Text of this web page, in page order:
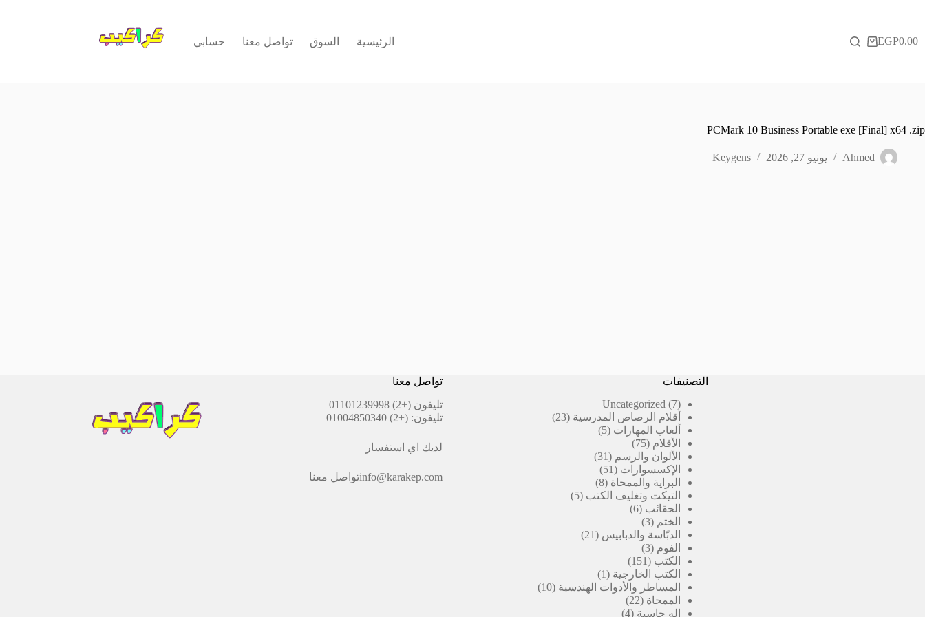
عربةEGP0.00 الرئيسية السوق تواصل معنا حسابي
PCMark 10 Business Portable exe [Final] x64 .zip
Ahmed يونيو 27, 2026 Keygens
التصنيفات
Uncategorized
7
7
منتجات
أقلام الرصاص المدرسية 23
23
ألعاب المهارات 5
5
الأقلام 75
75
منتج
الألوان والرسم 31
31
الإكسسوارات 51
51
منتج
البراية والممحاة 8
8
منتجاتالتيكت وتغليف الكتب 5
5
الحقائب 6
6
الختم 3
3
منتجات
الدبّاسة والدبابيس 21
21
الفوم 3
3
منتجات
الكتب 151
151
منتج
الكتب الخارجية 1
منتج
المساطر والأدوات الهندسية 10
10
الممحاة 22
22
منتج
اله حاسبة 4
4
تواصل معنا
تليفون (+2) 01101239998
تليفون: (+2) 01004850340
لديك اي استفسار
info@karakep.comتواصل معنا